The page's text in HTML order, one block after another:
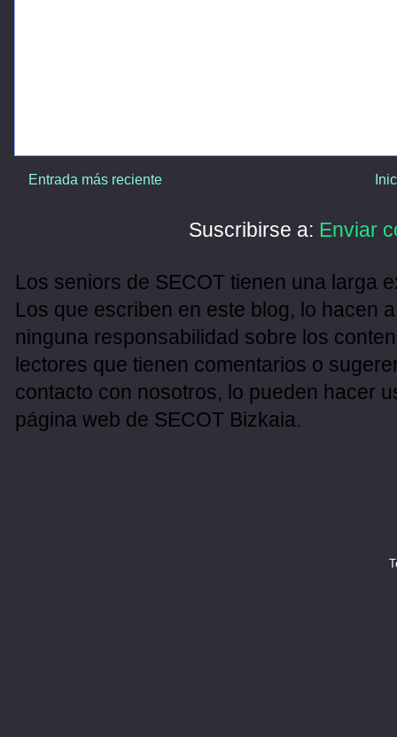
Entrada más reciente
Suscribirse a: Enviar
Los seniors de SECOT tienen una larga
Los que escriben en este blog, lo hacen
ninguna responsabilidad sobre los
lectores que tienen comentarios o
contacto con nosotros, lo pueden hacer
página web de SECOT Bizkaia.